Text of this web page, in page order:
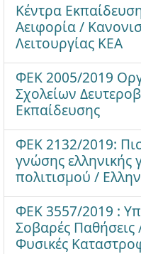
Κέντρα
Αειφορία /
Λειτουργίας ΚΕΑ
ΦΕΚ 2005/2019
Σχολείων
Εκπαίδευσης
ΦΕΚ 2132/2019:
γνώσης ελληνικής
πολιτισμού /
ΦΕΚ 3557/2019 :
Σοβαρές
Φυσικές